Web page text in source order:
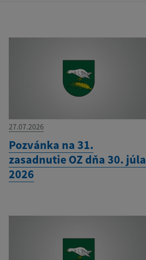
27.07.2026
Pozvánka na 31.
zasadnutie OZ dňa 30. júla
2026